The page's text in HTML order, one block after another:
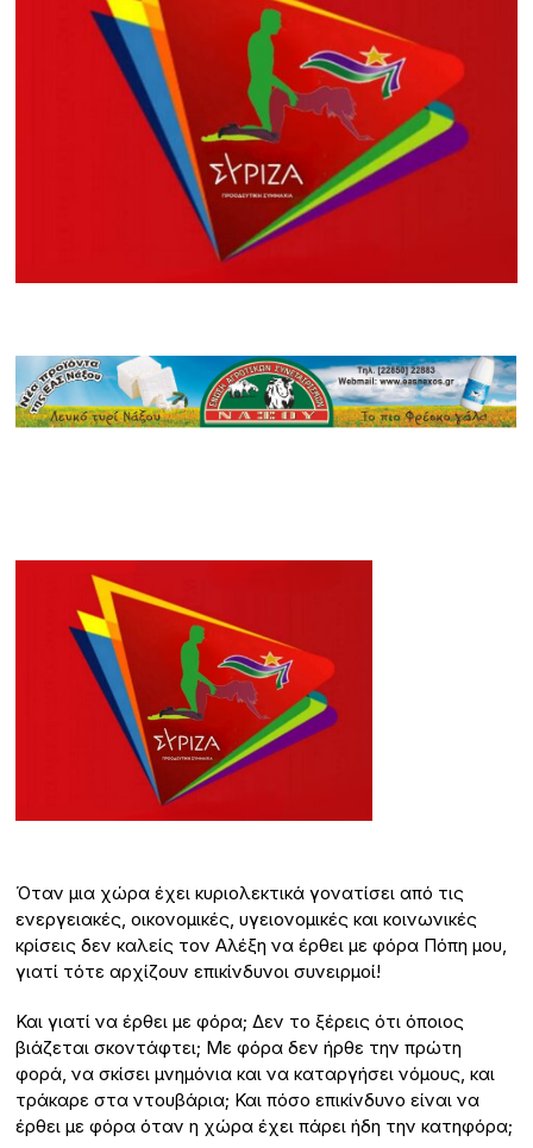
Όταν μια χώρα έχει κυριολεκτικά γονατίσει από τις
ενεργειακές, οικονομικές, υγειονομικές και κοινωνικές
κρίσεις δεν καλείς τον Αλέξη να έρθει με φόρα Πόπη μου,
γιατί τότε αρχίζουν επικίνδυνοι συνειρμοί!
Και γιατί να έρθει με φόρα; Δεν το ξέρεις ότι όποιος
βιάζεται σκοντάφτει; Με φόρα δεν ήρθε την πρώτη
φορά, να σκίσει μνημόνια και να καταργήσει νόμους, και
τράκαρε στα ντουβάρια; Και πόσο επικίνδυνο είναι να
έρθει με φόρα όταν η χώρα έχει πάρει ήδη την κατηφόρα;